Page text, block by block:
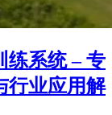
练系统 – 专
行业应用解